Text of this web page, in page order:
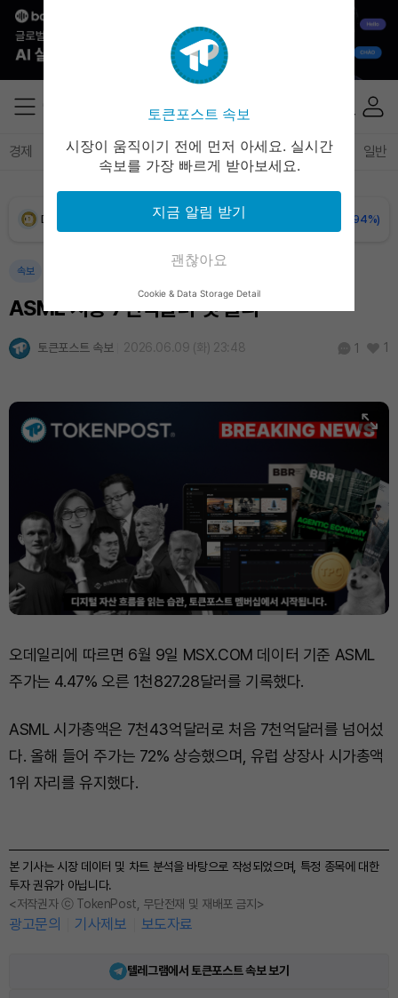
경제 마켓 정책 정치 인사이트 브리핑 속보 일반
XRP (XRP)
Hyperliquid (HYPE) ₩79,465
Dogecoin (DOGE) (-0.94%)
속보
ASML 시총 7천억달러 첫 돌파
토큰포스트 속보 2026.06.09 (화) 23:48 1 1
오데일리에 따르면 6월 9일 MSX.COM 데이터 기준 ASML
주가는 4.47% 오른 1천827.28달러를 기록했다.
ASML 시가총액은 7천43억달러로 처음 7천억달러를 넘어섰
다. 올해 들어 주가는 72% 상승했으며, 유럽 상장사 시가총액
1위 자리를 유지했다.
본 기사는 시장 데이터 및 차트 분석을 바탕으로 작성되었으며, 특정 종목에 대한
투자 권유가 아닙니다.
<저작권자 ⓒ TokenPost, 무단전재 및 재배포 금지>
광고문의 기사제보 보도자료
텔레그램에서 토큰포스트 속보 보기
토큰포스트 속보
시장이 움직이기 전에 먼저 아세요. 실시간
속보를 가장 빠르게 받아보세요.
지금 알림 받기
괜찮아요
Cookie & Data Storage Detail